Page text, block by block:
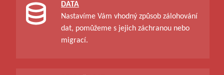
DATA
Nastavíme Vám vhodný způsob zálohování
dat, pomůžeme s jejich záchranou nebo
migrací.